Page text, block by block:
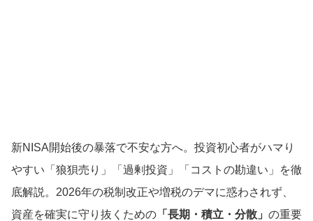
新NISA開始後の暴落で不安な方へ。投資初心者がハマり
やすい「狼狽売り」「過剰投資」「コストの勘違い」を徹
底解説。2026年の税制改正や増税のデマに惑わされず、
資産を確実に守り抜くための 「長期・積立・分散」 の重要